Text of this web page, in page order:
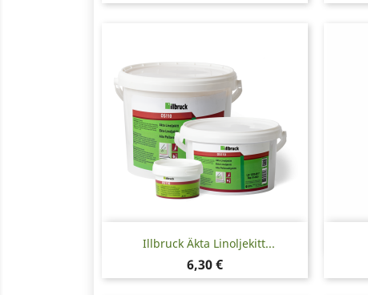
Illbruck Äkta Linoljekitt...
Pris
6,30 €
 Snabbvy